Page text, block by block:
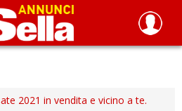
2021 in vendita e vicino a te.